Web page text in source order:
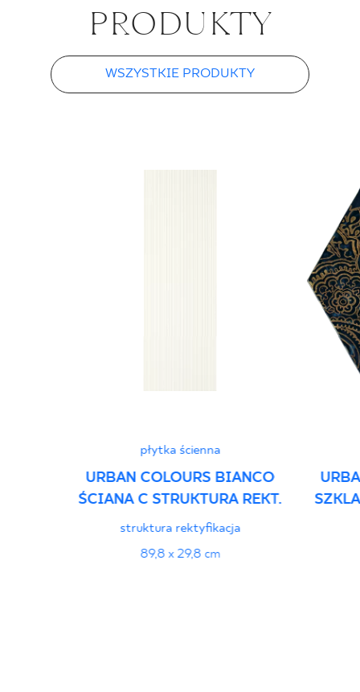
PRO­DUK­TY
WSZYSTKIE PRODUKTY
płytka ścienna
URBAN COLOURS BIANCO
ŚCIANA C STRUKTURA REKT.
struktura rektyfikacja
89,8 x 29,8 cm